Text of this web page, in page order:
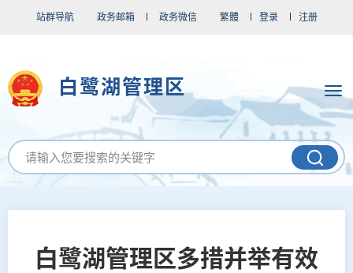
站群导航 政务邮箱 政务微信 繁體 登录 注册
白鹭湖管理区
白鹭湖管理区多措并举有效